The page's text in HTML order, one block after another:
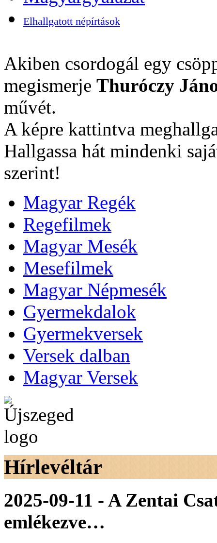
Elhallgatott népírtások
Akiben csordogál egy
megismerje Thuróczy
művét.
A képre kattintva
Hallgassa hát mindenki
szerint!
Magyar Regék
Regefilmek
Magyar Mesék
Mesefilmek
Magyar Népmesék
Gyermekdalok
Gyermekversek
Versek dalban
Magyar Versek
Hírlevéltár
2025-09-11 - A Zentai
emlékezve…